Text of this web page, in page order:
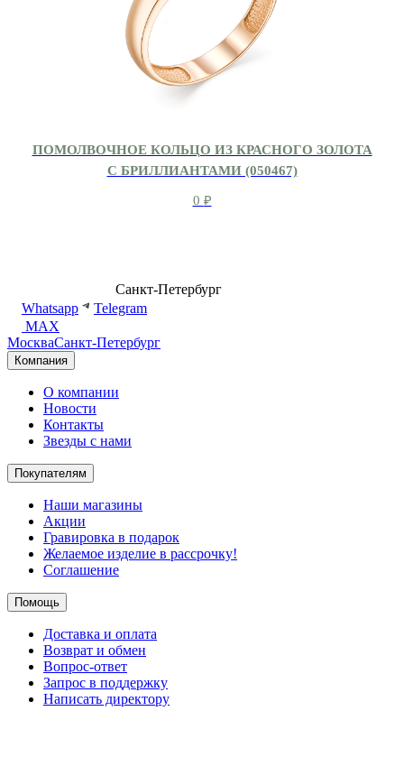
ПОМОЛВОЧНОЕ КОЛЬЦО ИЗ КРАСНОГО ЗОЛОТА
С БРИЛЛИАНТАМИ (050467)
0 ₽
Санкт-Петербург
Whatsapp
Telegram
MAX
МоскваСанкт-Петербург
Компания
О компании
Новости
Контакты
Звезды с нами
Покупателям
Наши магазины
Акции
Гравировка в подарок
Желаемое изделие в рассрочку!
Соглашение
Помощь
Доставка и оплата
Возврат и обмен
Вопрос-ответ
Запрос в поддержку
Написать директору